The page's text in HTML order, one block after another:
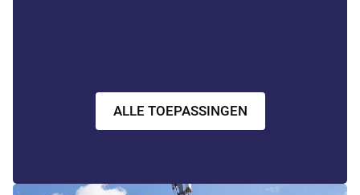
ALLE TOEPASSINGEN